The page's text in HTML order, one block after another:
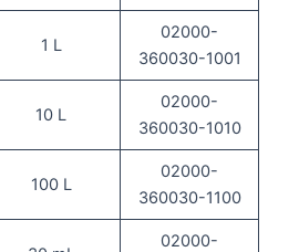
1 L
02000-
360030-1001
10 L
02000-
360030-1010
100 L
02000-
360030-1100
02000-